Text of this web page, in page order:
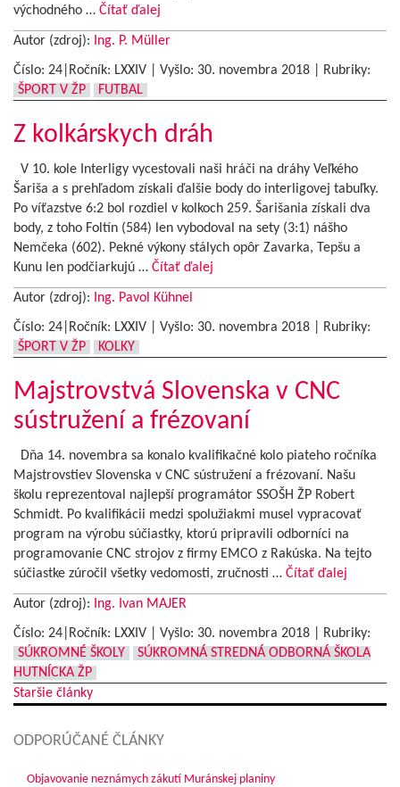
východného … Čítať ďalej
Autor (zdroj): Ing. P. Müller
Číslo: 24|Ročník: LXXIV | Vyšlo: 30. novembra 2018
Rubriky:
ŠPORT V ŽP
FUTBAL
Z kolkárskych dráh
V 10. kole Interligy vycestovali naši hráči na dráhy Veľkého
Šariša a s prehľadom získali ďalšie body do interligovej tabuľky.
Po víťazstve 6:2 bol rozdiel v kolkoch 259. Šarišania získali dva
body, z toho Foltín (584) len vybodoval na sety (3:1) nášho
Nemčeka (602). Pekné výkony stálych opôr Zavarka, Tepšu a
Kunu len podčiarkujú … Čítať ďalej
Autor (zdroj): Ing. Pavol Kühnel
Číslo: 24|Ročník: LXXIV | Vyšlo: 30. novembra 2018
Rubriky:
ŠPORT V ŽP
KOLKY
Majstrovstvá Slovenska v CNC
sústružení a frézovaní
Dňa 14. novembra sa konalo kvalifikačné kolo piateho ročníka
Majstrovstiev Slovenska v CNC sústružení a frézovaní. Našu
školu reprezentoval najlepší programátor SSOŠH ŽP Robert
Schmidt. Po kvalifikácii medzi spolužiakmi musel vypracovať
program na výrobu súčiastky, ktorú pripravili odborníci na
programovanie CNC strojov z firmy EMCO z Rakúska. Na tejto
súčiastke zúročil všetky vedomosti, zručnosti … Čítať ďalej
Autor (zdroj): Ing. Ivan MAJER
Číslo: 24|Ročník: LXXIV | Vyšlo: 30. novembra 2018
Rubriky:
SÚKROMNÉ ŠKOLY
SÚKROMNÁ STREDNÁ ODBORNÁ ŠKOLA
HUTNÍCKA ŽP
Navigácia
v
článkoch
Staršie články
ODPORÚČANÉ ČLÁNKY
Objavovanie neznámych zákutí Muránskej planiny